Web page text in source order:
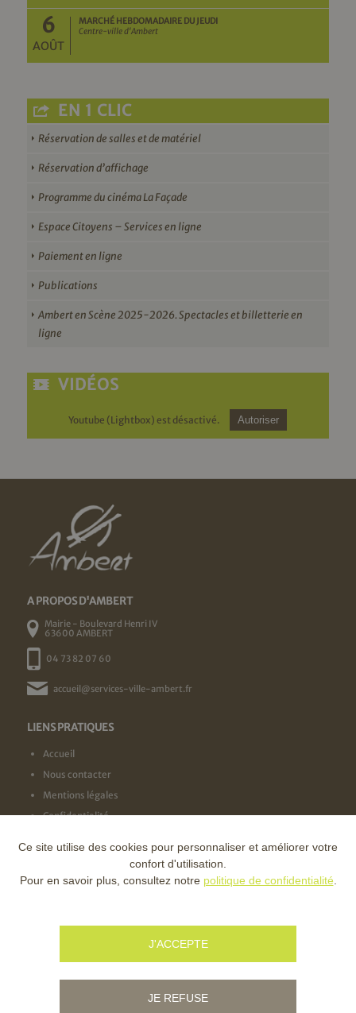
6
AOÛT
MARCHÉ HEBDOMADAIRE DU JEUDI
Centre-ville d'Ambert
EN 1 CLIC
Réservation de salles et de matériel
Réservation d’affichage
Programme du cinéma La Façade
Espace Citoyens – Services en ligne
Paiement en ligne
Publications
Ambert en Scène 2025-2026. Spectacles et billetterie en
ligne
VIDÉOS
Youtube (Lightbox) est désactivé. Autoriser
A PROPOS D'AMBERT
Mairie - Boulevard Henri IV
63600 AMBERT
04 73 82 07 60
accueil@services-ville-ambert.fr
LIENS PRATIQUES
Accueil
Nous contacter
Mentions légales
Confidentialité
NOS LABELS
Ce site utilise des cookies pour personnaliser et améliorer votre
confort d'utilisation.
Pour en savoir plus, consultez notre politique de confidentialité
J'ACCEPTE
JE REFUSE